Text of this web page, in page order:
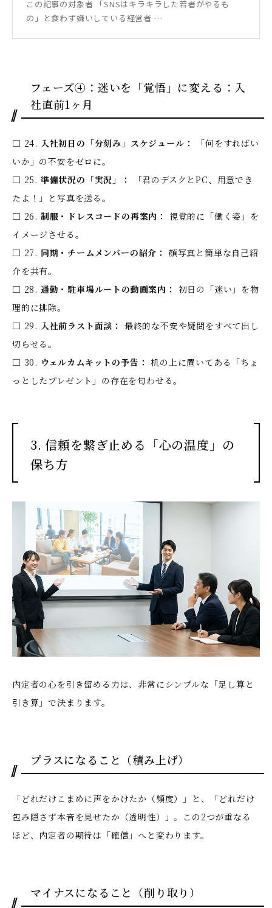
この記事の対象者 「SNSはキラキラした若者がやるも
の」と食わず嫌いしている経営者 …
フェーズ④：迷いを「覚悟」に変える：入
社直前1ヶ月
□ 24. 入社初日の「分刻み」スケジュール：
「何をすればい
いか」の不安をゼロに。
□ 25. 準備状況の「実況」：
「君のデスクとPC、用意でき
たよ！」と写真を送る。
□ 26. 制服・ドレスコードの再案内： 視覚的に「働く姿」を
イメージさせる。
□ 27. 同期・チームメンバーの紹介： 顔写真と簡単な自己紹
介を共有。
□ 28. 通勤・駐車場ルートの動画案内： 初日の「迷い」を物
理的に排除。
□ 29. 入社前ラスト面談： 最終的な不安や疑問をすべて出し
切らせる。
□ 30. ウェルカムキットの予告： 机の上に置いてある「ちょ
っとしたプレゼント」の存在を匂わせる。
3. 信頼を繋ぎ止める「心の温度」の
保ち方
内定者の心を引き留める力は、非常にシンプルな「足し算と
引き算」で決まります。
プラスになること（積み上げ）
「どれだけこまめに声をかけたか（頻度）」と、「どれだけ
包み隠さず本音を見せたか（透明性）」。この2つが重なる
ほど、内定者の期待は「確信」へと変わります。
マイナスになること（削り取り）